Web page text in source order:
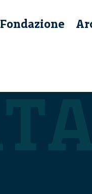
Fondazione